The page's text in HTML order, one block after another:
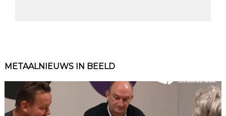
METAALNIEUWS IN BEELD